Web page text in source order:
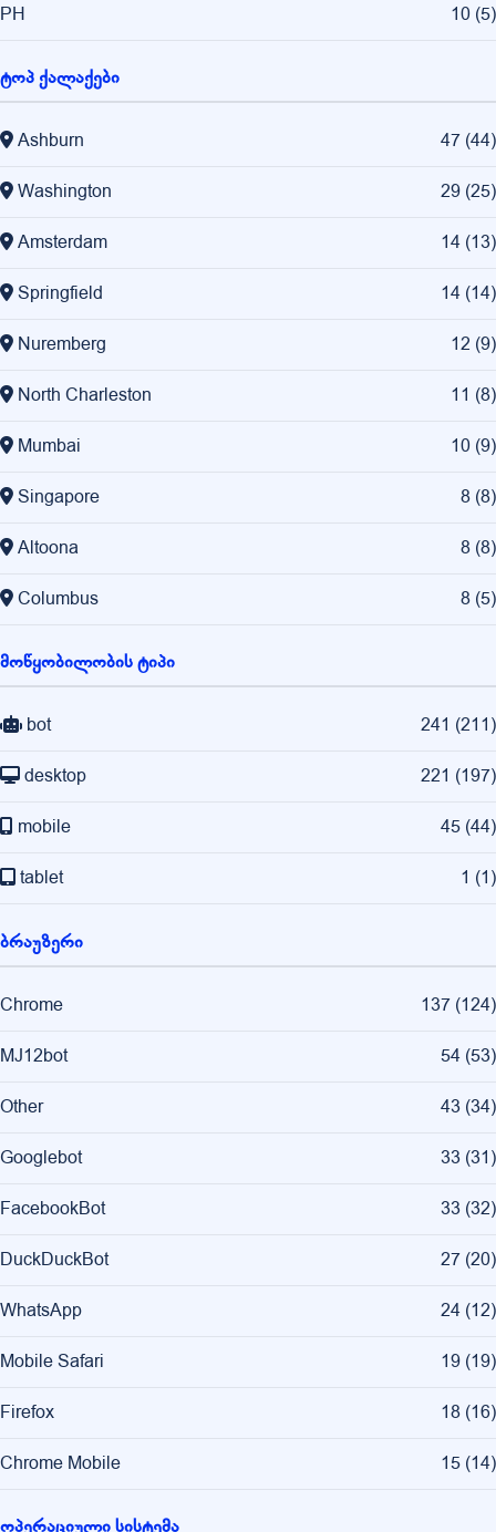
PH 10 (5)
ტოპ ქალაქები
Ashburn 47 (44)
Washington 29 (25)
Amsterdam 14 (13)
Springfield 14 (14)
Nuremberg 12 (9)
North Charleston 11 (8)
Mumbai 10 (9)
Singapore 8 (8)
Altoona 8 (8)
Columbus 8 (5)
მოწყობილობის ტიპი
bot 241 (211)
desktop 221 (197)
mobile 45 (44)
tablet 1 (1)
ბრაუზერი
Chrome 137 (124)
MJ12bot 54 (53)
Other 43 (34)
Googlebot 33 (31)
FacebookBot 33 (32)
DuckDuckBot 27 (20)
WhatsApp 24 (12)
Mobile Safari 19 (19)
Firefox 18 (16)
Chrome Mobile 15 (14)
ოპერაციული სისტემა